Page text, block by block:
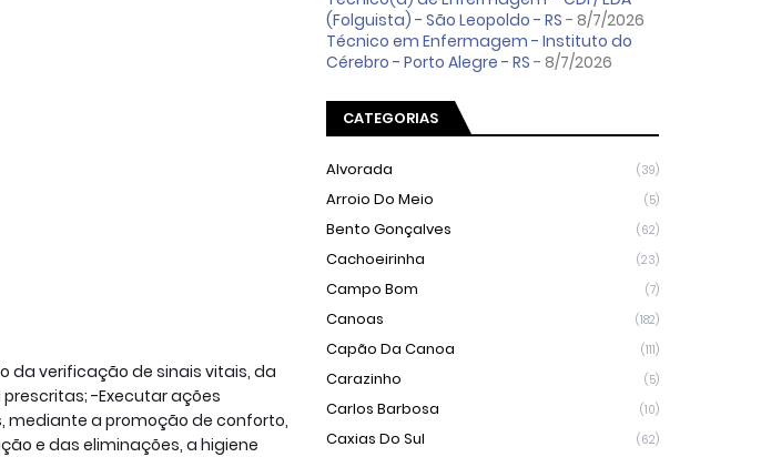
da verificação de sinais vitais, da
-Executar ações
mediante a promoção de conforto,
e das eliminações, a higiene
(Folguista) - São Leopoldo - RS - 8/7/2026
Técnico em Enfermagem - Instituto do
Cérebro - Porto Alegre - RS - 8/7/2026
CATEGORIAS
Alvorada (39)
Arroio Do Meio (5)
Bento Gonçalves (62)
Cachoeirinha (23)
Campo Bom (7)
Canoas (182)
Capão Da Canoa (111)
Carazinho (5)
Carlos Barbosa (10)
Caxias Do Sul (62)